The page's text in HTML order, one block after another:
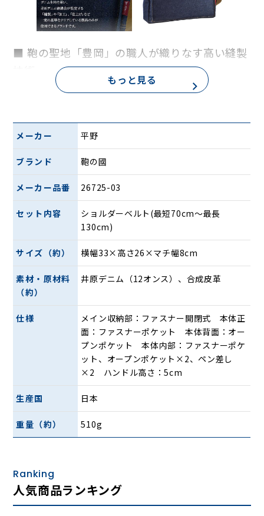
■ 鞄の聖地「豊岡」の職人が織りなす高い縫製
鞄の産地・兵庫県豊岡市の職人が、一つひとつ丁寧に、高い
を許さずこだわっています。
■ カジュアルを格上げする、落ち着いた一体感
ドの金具と付属の合皮生地が調和し、落ち着いた一体感を生
み出します。 ベージュのステッチと赤いタグが程よいアクセ
ントになり、気取らないおしゃれ感を演出。 大人の日常にふ
さわしい、こだわりが詰まったデザインに仕上げました。
■ A4対応。シーンを選ばない「実用的な
A4ファイル対応： 書類の持ち運びもスムーズで、会合や習
い事、ショッピングなど幅広いシーンで活躍します。
選べる2way： 手馴染みの良いハンドルでの「手提げ」に
加え、付属のショルダーベルトで「肩掛け」も可能。両手
を空けたい時にも便利です。
安心の収納設計： 天ファスナー付きで中身が見えず、小物
もっと見る
メーカー 平野
ブランド 鞄の國
メーカー品番 26725-03
セット内容
ショルダーベルト(最短70cm〜最長
130cm)
サイズ（約） 横幅33×高さ26×マチ幅8cm
素材・原材料
（約）
井原デニム（12オンス）、合成皮革
仕様
メイン収納部：ファスナー開閉式 本体正
面：ファスナーポケット 本体背面：オー
プンポケット 本体内部：ファスナーポケ
ット、オープンポケット×2、ペン差し
×2 ハンドル高さ：5cm
生産国 日本
重量（約） 510g
Ranking
人気商品ランキング